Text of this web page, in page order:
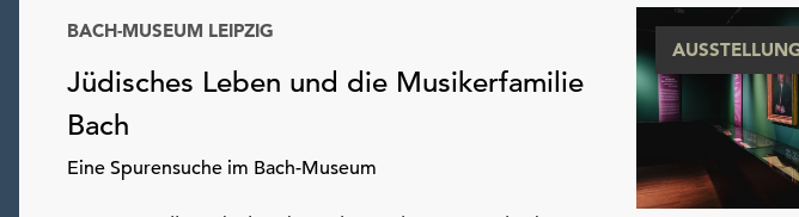
Jüdisches Leben und die Musikerfamilie
Bach
Eine Spurensuche im Bach-Museum
BACH-MUSEUM LEIPZIG